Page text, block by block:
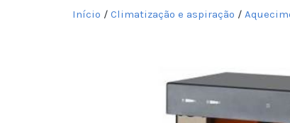
Início / Climatização e aspiração /